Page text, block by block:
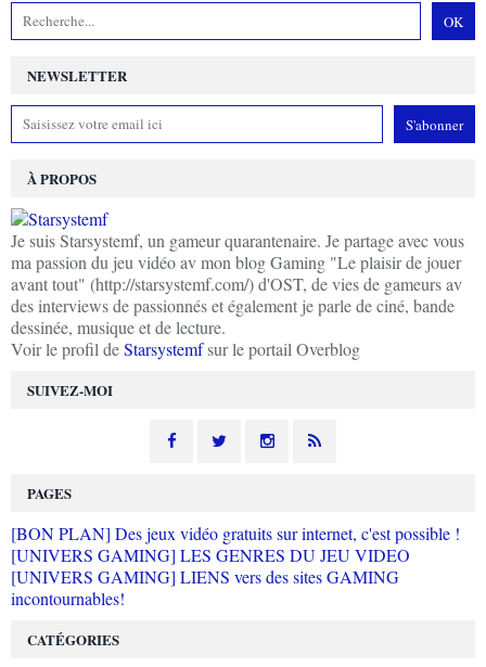
NEWSLETTER
SUIVEZ-MOI
À PROPOS
Je suis Starsystemf, un gameur quarantenaire. Je partage avec vous
ma passion du jeu vidéo av mon blog Gaming "Le plaisir de jouer
avant tout" (http://starsystemf.com/) d'OST, de vies de gameurs av
des interviews de passionnés et également je parle de ciné, bande
dessinée, musique et de lecture.
Voir le profil deStarsystemfsur le portail Overblog
PAGES
[BON PLAN] Des jeux vidéo gratuits sur internet, c'est possible !
[UNIVERS GAMING] LES GENRES DU JEU VIDEO
[UNIVERS GAMING] LIENS vers des sites GAMING
incontournables!
CATÉGORIES